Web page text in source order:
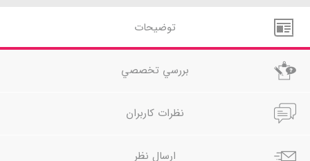
توضيحات
بررسي تخصصي
نظرات کاربران
ارسال نظر